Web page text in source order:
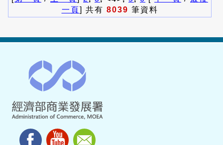
一頁] 共有 8039 筆資料